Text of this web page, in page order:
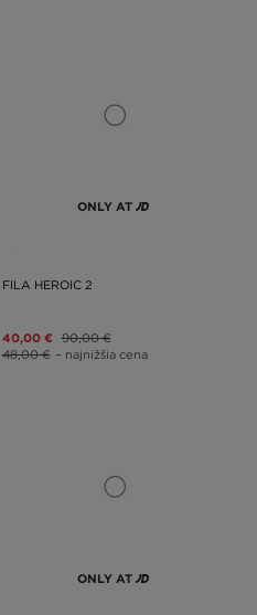
ONLY AT
FILA HEROIC 2
40,00 € 90,00 €
48,00 € – najnižšia cena
ONLY AT